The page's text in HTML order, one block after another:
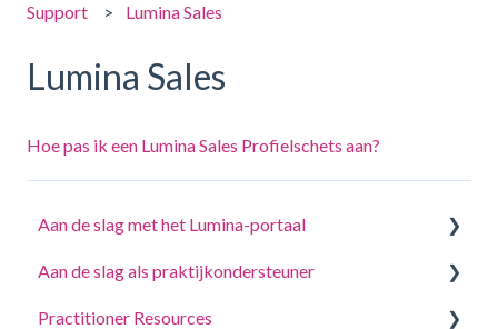
Support Lumina Sales
Lumina Sales
Hoe pas ik een Lumina Sales Profielschets aan?
Aan de slag met het Lumina-portaal
Beantwoord een vragenlijst of voltooi een taak
Log in op uw account
Aan de slag als praktijkondersteuner
Een project maken, deelnemers uitnodigen
Practitioner Resources